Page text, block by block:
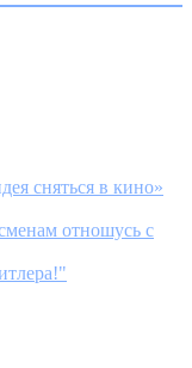
сняться в кино»
отношусь с